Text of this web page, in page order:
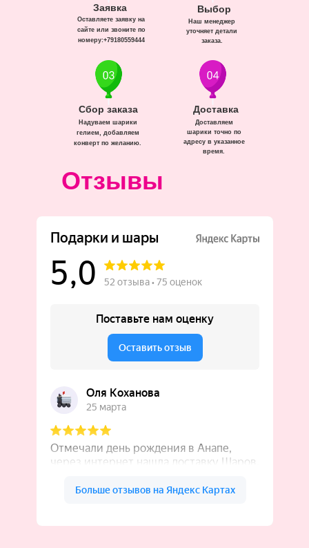
Доставка
Доставляем
шарики точно по
адресу в указанное
время.
Сбор заказа
Надуваем шарики
гелием, добавляем
конверт по желанию.
Заявка
Оставляете заявку на
сайте или звоните по
номеру:+79180559444
Выбор
Наш менеджер
уточняет детали
заказа.
Отзывы